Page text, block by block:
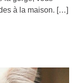
à la maison. […]